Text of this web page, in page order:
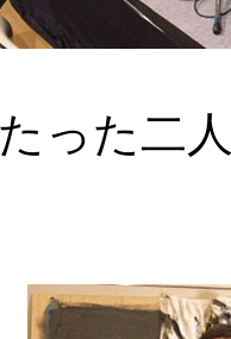
った二